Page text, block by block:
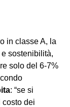
in classe A, la
sostenibilità,
solo del 6-7%
: “se si
costo dei